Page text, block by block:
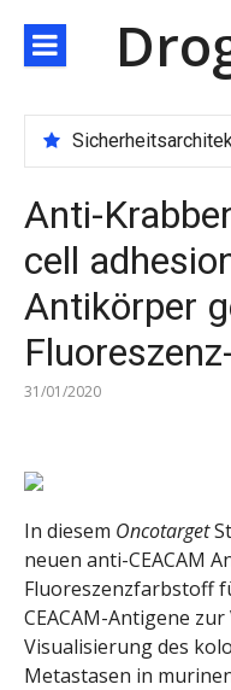
zum
Inhalt
Anti-
cell
Antikörper
31/01/2020
In diesem Oncotarget
neuen anti-CEACAM
Fluoreszenzfarbstoff
CEACAM-Antigene
Visualisierung des
Metastasen in